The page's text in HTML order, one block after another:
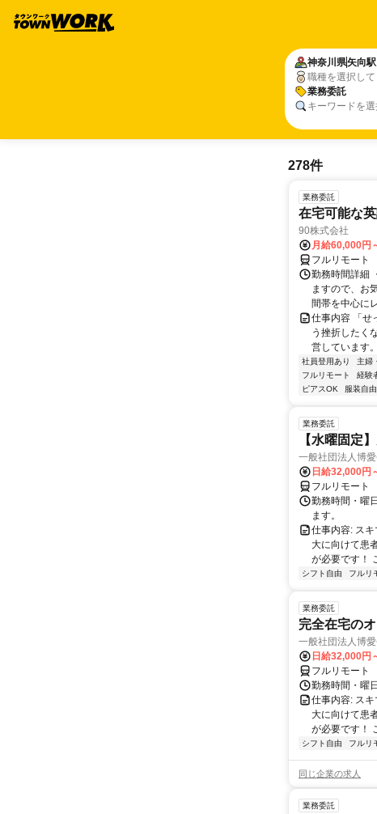
神奈川県矢向駅
職種を選択し
業務委託
キーワードを
278件
業務委託
在宅可能な
90株式会社
月給60,000円
フルリモート
勤務時間詳細
ますので、お
間帯を中心に
仕事内容 「せ
う挫折したく
営しています
社員登用あり 主婦
フルリモート
経験
ピアスOK
服装自由
業務委託
【水曜固定
一般社団法人博
日給32,000円
フルリモート
勤務時間・曜
ます。
仕事内容: ス
大に向けて患
が必要です！
シフト自由 フルリ
業務委託
完全在宅の
一般社団法人博
日給32,000円
フルリモート
勤務時間・曜
仕事内容: ス
大に向けて患
が必要です！
シフト自由 フルリ
同じ企業の求人
業務委託